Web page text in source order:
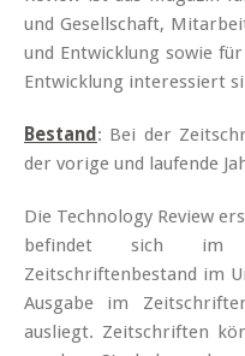
und Gesellschaft,
und Entwicklung sowie
Entwicklung interessiert
Bestand : Bei der
der vorige und laufende
Die Technology Review
befindet sich im
Zeitschriftenbestand im
Ausgabe im
ausliegt. Zeitschriften